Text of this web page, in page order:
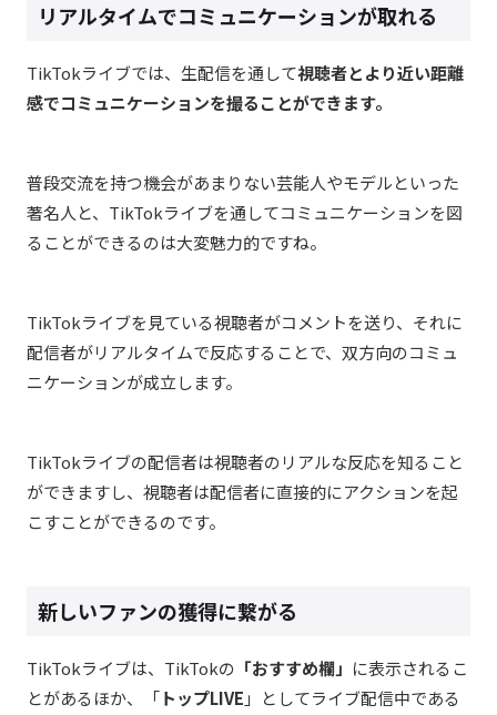
リアルタイムでコミュニケーションが取れる
TikTokライブでは、生配信を通して視聴者とより近い距離
感でコミュニケーションを撮ることができます。
普段交流を持つ機会があまりない芸能人やモデルといった
著名人と、TikTokライブを通してコミュニケーションを図
ることができるのは大変魅力的ですね。
TikTokライブを見ている視聴者がコメントを送り、それに
配信者がリアルタイムで反応することで、双方向のコミュ
ニケーションが成立します。
TikTokライブの配信者は視聴者のリアルな反応を知ること
ができますし、視聴者は配信者に直接的にアクションを起
こすことができるのです。
新しいファンの獲得に繋がる
TikTokライブは、TikTokの 「おすすめ欄」 に表示されるこ
とがあるほか、「トップLIVE 」としてライブ配信中である